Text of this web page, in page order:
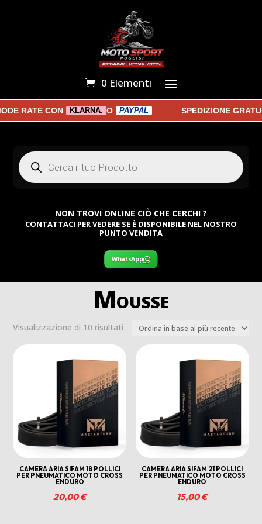
0 Elementi
RATE CON KLARNA. O PAYPAL SPEDIZIONE
Products
search
NON TROVI ONLINE CIÒ CHE CERCHI ?
CONTATTACI PER VEDERE SE È DISPONIBILE NEL NOSTRO
PUNTO VENDITA
WhatsApp
Mousse
Visualizzazione di 10 risultati Ordina
base
CAMERA ARIA SIFAM 18 POLLICI
PER PNEUMATICO MOTO CROSS
ENDURO
20,00€
CAMERA ARIA SIFAM 21 POLLICI
PER PNEUMATICO MOTO CROSS
ENDURO
15,00€